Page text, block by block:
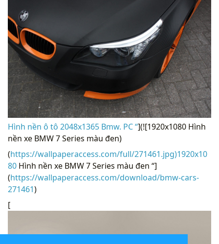
Hình nền ô tô 2048x1365 Bmw. PC “](![1920x1080 Hình
nền xe BMW 7 Series màu đen)
(https://wallpaperaccess.com/full/271461.jpg)1920x10
80 Hình nền xe BMW 7 Series màu đen “]
(https://wallpaperaccess.com/download/bmw-cars-
271461)
[